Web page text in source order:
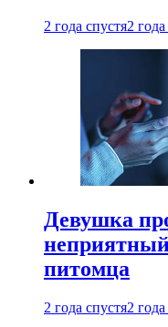
2 года спустя2
Девушка
питомца
2 года спустя2